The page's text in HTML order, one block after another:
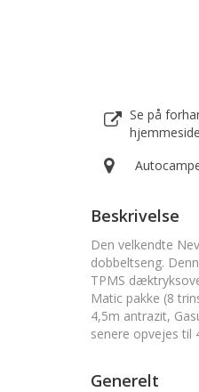
Se på
hjemmeside
Beskrivelse
Den velkendte
dobbeltseng.
TPMS
Matic pakke (8
4,5m antrazit,
senere opvejes til
Generelt